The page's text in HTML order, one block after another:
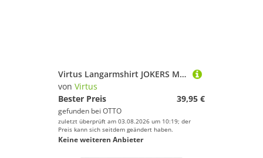
Virtus Langarmshirt JOKERS M L/S (1-tlg) mit innovativer Quick Dry-Technologie
von Virtus
Bester Preis
39,95 €
gefunden bei OTTO
zuletzt überprüft am 03.08.2026 um 10:19; der
Preis kann sich seitdem geändert haben.
Keine weiteren Anbieter